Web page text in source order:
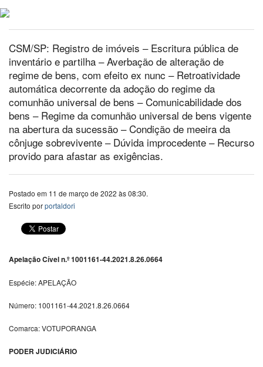
CSM/SP: Registro de imóveis – Escritura pública de
inventário e partilha – Averbação de alteração de
regime de bens, com efeito ex nunc – Retroatividade
automática decorrente da adoção do regime da
comunhão universal de bens – Comunicabilidade dos
bens – Regime da comunhão universal de bens vigente
na abertura da sucessão – Condição de meeira da
cônjuge sobrevivente – Dúvida improcedente – Recurso
provido para afastar as exigências.
Postado em 11 de março de 2022 às 08:30.
Escrito porportaldori
Apelação Cível n.º 1001161-44.2021.8.26.0664
Espécie: APELAÇÃO
Número: 1001161-44.2021.8.26.0664
Comarca: VOTUPORANGA
PODER JUDICIÁRIO